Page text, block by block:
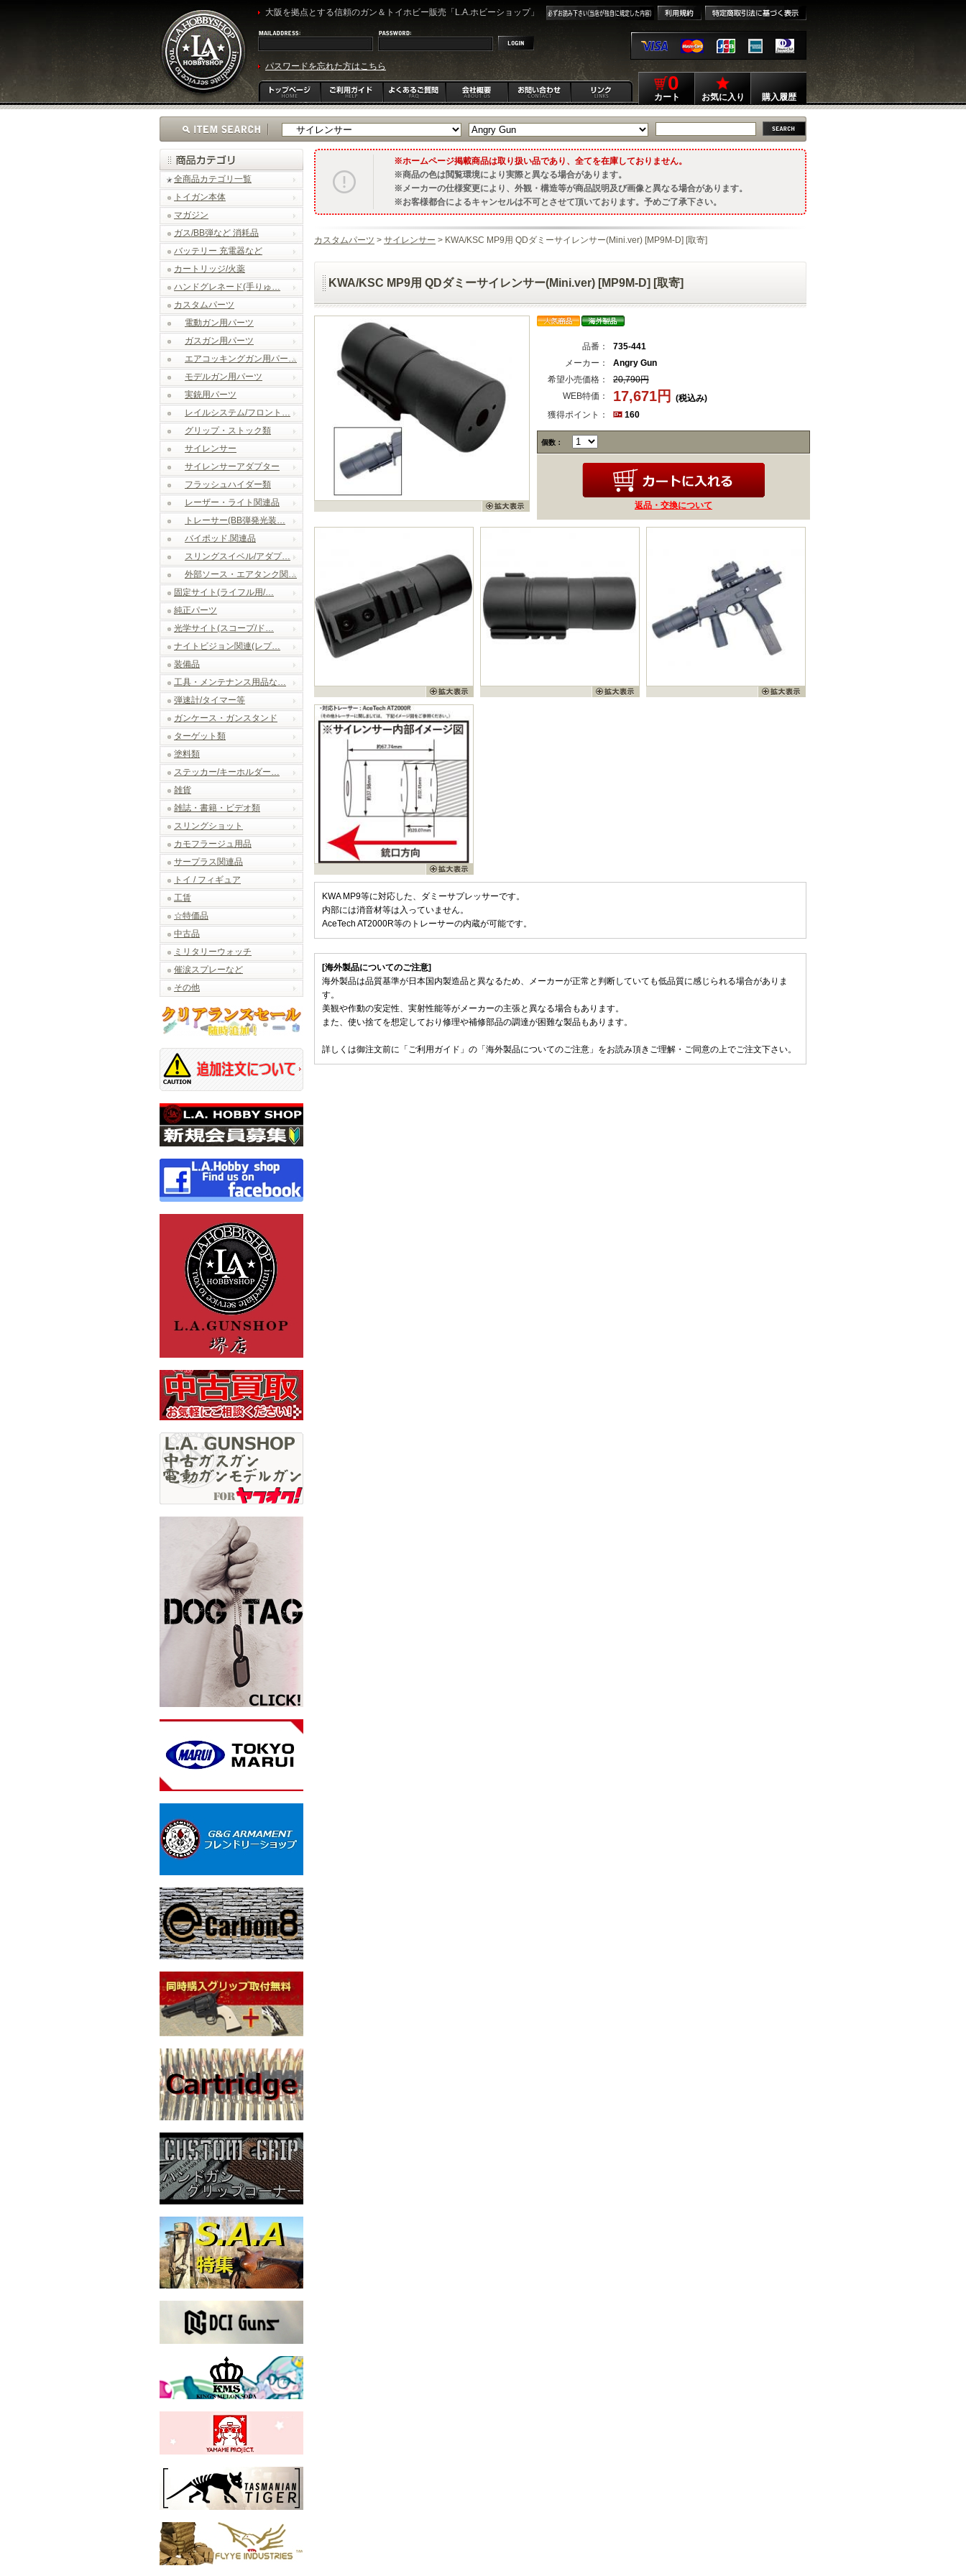
大阪を拠点とする信頼のガン＆トイホビー販売「L.A.ホビーショップ」
パスワードを忘れた方はこちら
0
カート お気に入り 購入履歴
全商品カテゴリ一覧
トイガン本体
マガジン
ガス/BB弾など 消耗品
バッテリー 充電器など
カートリッジ/火薬
ハンドグレネード(手りゅ…
カスタムパーツ
電動ガン用パーツ
ガスガン用パーツ
エアコッキングガン用パー…
モデルガン用パーツ
実銃用パーツ
レイルシステム/フロント…
グリップ・ストック類
サイレンサー
サイレンサーアダプター
フラッシュハイダー類
レーザー・ライト関連品
トレーサー(BB弾発光装…
バイポッド.関連品
スリングスイベル/アダプ…
外部ソース・エアタンク関…
固定サイト(ライフル用/…
純正パーツ
光学サイト(スコープ/ド…
ナイトビジョン関連(レプ…
装備品
工具・メンテナンス用品な…
弾速計/タイマー等
ガンケース・ガンスタンド
ターゲット類
塗料類
ステッカー/キーホルダー…
雑貨
雑誌・書籍・ビデオ類
スリングショット
カモフラージュ用品
サープラス関連品
トイ / フィギュア
工賃
☆特価品
中古品
ミリタリーウォッチ
催涙スプレーなど
その他
ホームページ掲載商品は取り扱い品であり、全てを在庫しておりません。
商品の色は閲覧環境により実際と異なる場合があります。
メーカーの仕様変更により、外観・構造等が商品説明及び画像と異なる場合があります。
お客様都合によるキャンセルは不可とさせて頂いております。予めご了承下さい。
カスタムパーツ > サイレンサー > KWA/KSC MP9用 QDダミーサイレンサー(Mini.ver) [MP9M-D] [取寄]
KWA/KSC MP9用 QDダミーサイレンサー(Mini.ver) [MP9M-D] [取寄]
品番：
735-441
メーカー：
Angry Gun
希望小売価格：
20,790円
WEB特価：
17,671円
(税込み)
獲得ポイント：
160
個数：
返品・交換について
KWA MP9等に対応した、ダミーサプレッサーです。
内部には消音材等は入っていません。
AceTech AT2000R等のトレーサーの内蔵が可能です。
[海外製品についてのご注意]
海外製品は品質基準が日本国内製造品と異なるため、メーカーが正常と判断していても低品質に感じられる場合がありま
す。
美観や作動の安定性、実射性能等がメーカーの主張と異なる場合もあります。
また、使い捨てを想定しており修理や補修部品の調達が困難な製品もあります。
詳しくは御注文前に「ご利用ガイド」の「海外製品についてのご注意」をお読み頂きご理解・ご同意の上でご注文下さい。